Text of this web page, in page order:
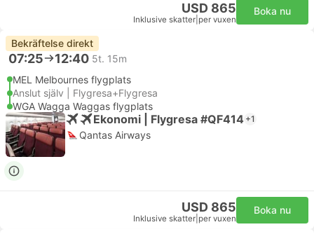
USD 865
Inklusive skatter per vuxen
Boka nu
Bekräftelse direkt
07:25 12:40 5t. 15m
MEL Melbournes flygplats
Anslut själv | Flygresa+Flygresa
WGA Wagga Waggas flygplats
Ekonomi | Flygresa #QF414 +1
Qantas Airways
USD 865
Inklusive skatter per vuxen
Boka nu